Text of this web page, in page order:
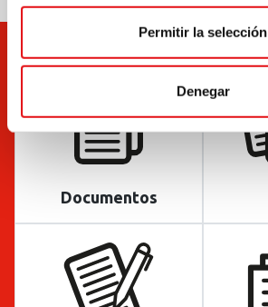
Permitir la selección
Denegar
Documentos